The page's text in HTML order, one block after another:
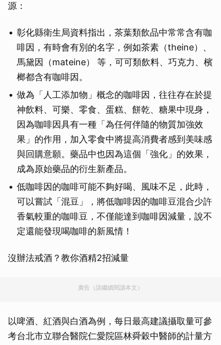
源：
彰化縣衛生局資料指出，茶葉類飲品中常常含有咖
啡因，有時會有別的名字，例如茶素（theine）、
馬黛因（mateine） 等，可可類飲料、巧克力、檳
榔都含有咖啡因。
做為「人工添加物」概念的咖啡因，往往存在於提
神飲料、可樂、零食、蛋糕、餅乾、糖果中現身，
因為咖啡因具有一種「為任何伴隨的物質加強效
果」的作用，加入零食中將提高消費者感到美味感
與回購意願。藥品中也因為這個「強化」的效果，
成為原始藥品的衍生新產品。
低咖啡因的咖啡可能不夠好喝、風味不足，此時，
可以嘗試「混豆」，將低咖啡因的咖啡豆混合少許
香氣較重的咖啡豆，不僅能達到咖啡因減量，說不
定還能發現喝咖啡的新風情！
沒辦法戒酒？教你酒精2招減量
廣告（請繼續閱讀本文）
以啤酒、紅酒與白酒為例，每日最高建議攝取量可參
考台北市立聯合醫院仁愛院區林舜穀中醫師的計量方